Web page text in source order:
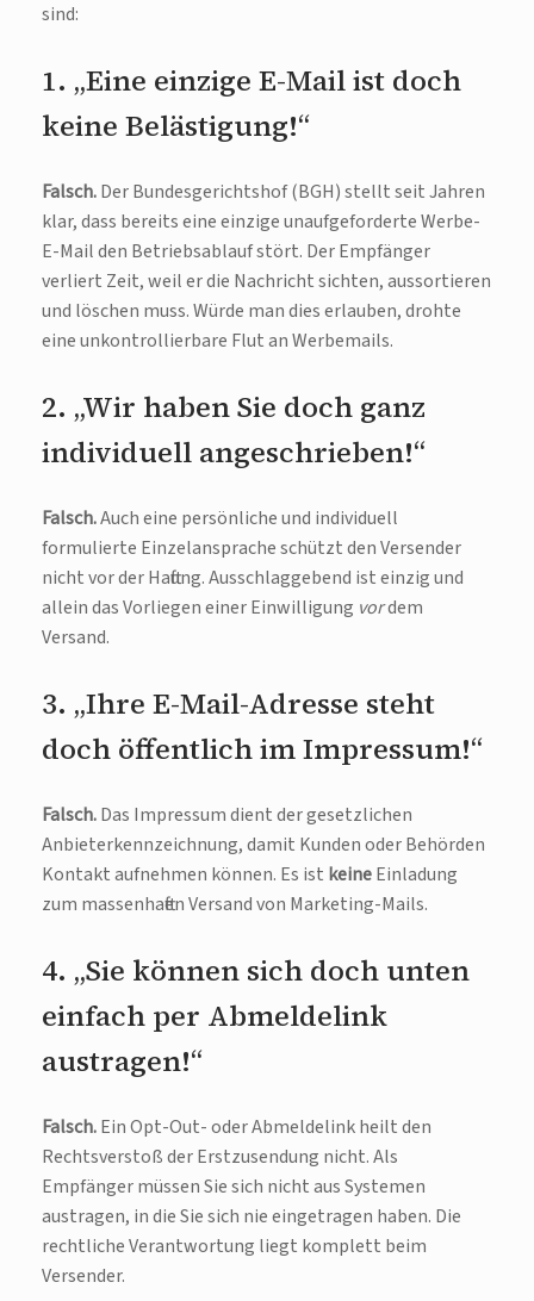
sind:
1. „Eine einzige E-Mail ist doch
keine Belästigung!“
Falsch.Der Bundesgerichtshof (BGH) stellt seit Jahren
klar, dass bereits eine einzige unaufgeforderte Werbe-
E-Mail den Betriebsablauf stört. Der Empfänger
verliert Zeit, weil er die Nachricht sichten, aussortieren
und löschen muss. Würde man dies erlauben, drohte
eine unkontrollierbare Flut an Werbemails.
2. „Wir haben Sie doch ganz
individuell angeschrieben!“
Falsch.Auch eine persönliche und individuell
formulierte Einzelansprache schützt den Versender
nicht vor der Haftung. Ausschlaggebend ist einzig und
allein das Vorliegen einer Einwilligung vordem
Versand.
3. „Ihre E-Mail-Adresse steht
doch öffentlich im Impressum!“
Falsch.Das Impressum dient der gesetzlichen
Anbieterkennzeichnung, damit Kunden oder Behörden
Kontakt aufnehmen können. Es ist keineEinladung
zum massenhaften Versand von Marketing-Mails.
4. „Sie können sich doch unten
einfach per Abmeldelink
austragen!“
Falsch.Ein Opt-Out- oder Abmeldelink heilt den
Rechtsverstoß der Erstzusendung nicht. Als
Empfänger müssen Sie sich nicht aus Systemen
austragen, in die Sie sich nie eingetragen haben. Die
rechtliche Verantwortung liegt komplett beim
Versender.